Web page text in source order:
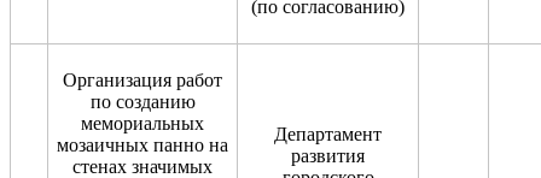
(по согласованию)
Организация работ
по созданию
мемориальных
мозаичных панно на
стенах значимых
Департамент
развития